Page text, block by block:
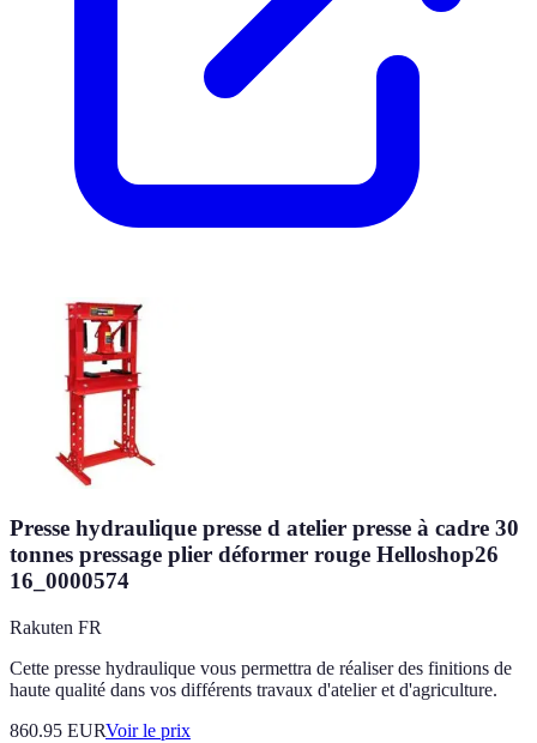
Presse hydraulique presse d atelier presse à cadre 30
tonnes pressage plier déformer rouge Helloshop26
16_0000574
Rakuten FR
Cette presse hydraulique vous permettra de réaliser des finitions de
haute qualité dans vos différents travaux d'atelier et d'agriculture.
860.95 EURVoir le prix